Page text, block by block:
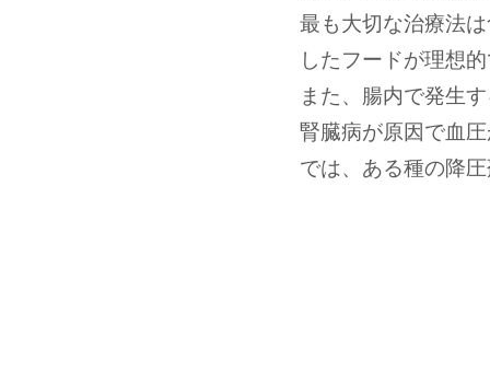
最も大切な治療法
したフードが理想
また、腸内で発生
腎臓病が原因で血
では、ある種の降